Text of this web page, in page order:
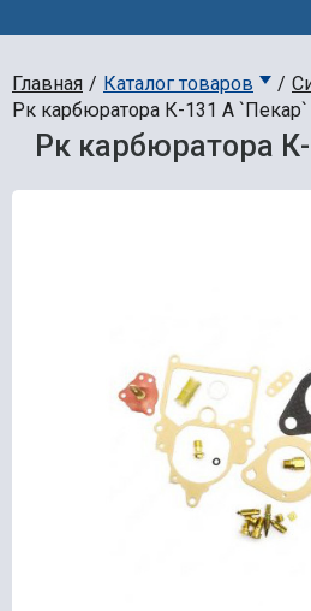
Главная Каталог товаров
Рк карбюратора К-131 А `Пекар`
Рк карбюратора